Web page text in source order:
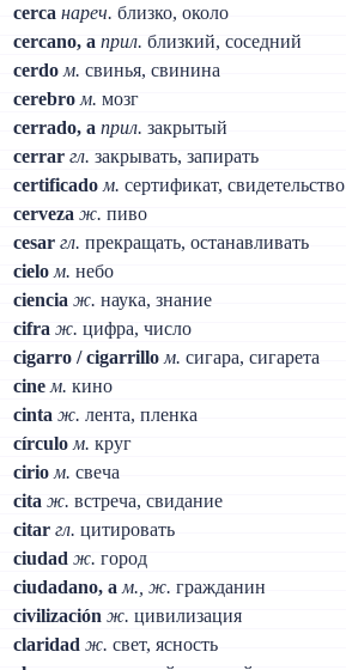
cerca нареч. близко, около
cercano, a прил. близкий, соседний
cerdo м. свинья, свинина
cerebro м. мозг
cerrado, a прил. закрытый
cerrar гл. закрывать, запирать
certificado м. сертификат, свидетельство
cerveza ж. пиво
cesar гл. прекращать, останавливать
cielo м. небо
ciencia ж. наука, знание
cifra ж. цифра, число
cigarro / cigarrillo м. сигара, сигарета
cine м. кино
cinta ж. лента, пленка
círculo м. круг
cirio м. свеча
cita ж. встреча, свидание
citar гл. цитировать
ciudad ж. город
ciudadano, a м., ж. гражданин
civilización ж. цивилизация
claridad ж. свет, ясность